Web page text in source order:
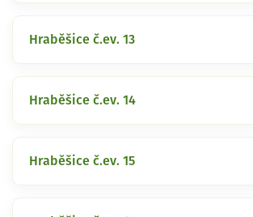
Hraběšice č.ev. 13
Hraběšice č.ev. 14
Hraběšice č.ev. 15